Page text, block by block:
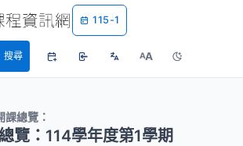
115-1
搜尋 AA
課總覽：
覽：114學年度第1學期